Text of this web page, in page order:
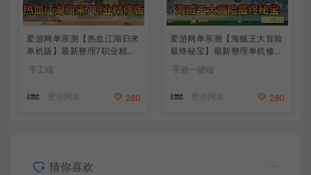
爱游网单亲测【热血江湖归来
单机版】最新整理7职业精修
多项修复 带网页GM物品后台
代金券内购 虚拟机一键端视
手工端
爱游网单 280
爱游网单亲测【海贼王大冒险
最终秘宝】最新整理单机修复
版 带网页GM充值物品后台
回合制抽卡模拟器手游 虚拟
本教学
手游一键端
爱游网单 280
猜你喜欢